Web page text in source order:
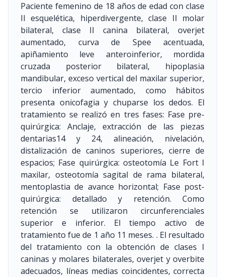
Paciente femenino de 18 años de edad con clase
II esquelética, hiperdivergente, clase II molar
bilateral, clase II canina bilateral, overjet
aumentado, curva de Spee acentuada,
apiñamiento leve anteroinferior, mordida
cruzada posterior bilateral, hipoplasia
mandibular, exceso vertical del maxilar superior,
tercio inferior aumentado, como hábitos
presenta onicofagia y chuparse los dedos. El
tratamiento se realizó en tres fases: Fase pre-
quirúrgica: Anclaje, extracción de las piezas
dentarias14 y 24, alineación, nivelación,
distalización de caninos superiores, cierre de
espacios; Fase quirúrgica: osteotomía Le Fort I
maxilar, osteotomía sagital de rama bilateral,
mentoplastia de avance horizontal; Fase post-
quirúrgica: detallado y retención. Como
retención se utilizaron circunferenciales
superior e inferior. El tiempo activo de
tratamiento fue de 1 año 11 meses. . El resultado
del tratamiento con la obtención de clases I
caninas y molares bilaterales, overjet y overbite
adecuados, líneas medias coincidentes, correcta